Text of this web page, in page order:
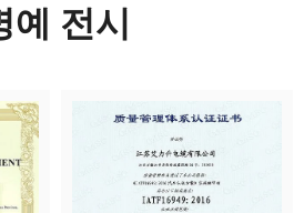
예 전시